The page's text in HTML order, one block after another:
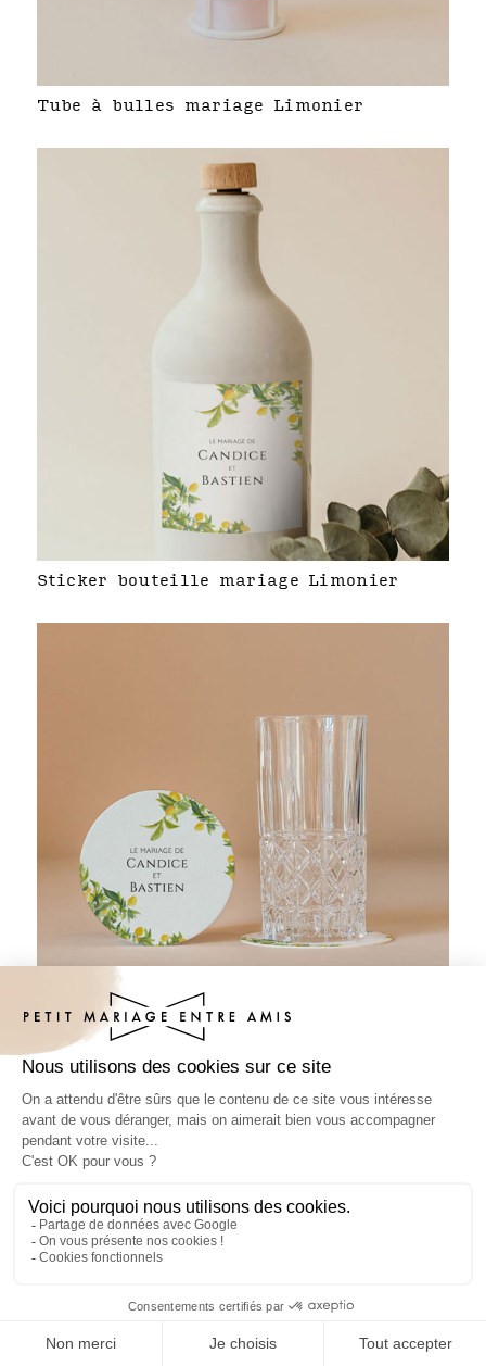
Tube à bulles mariage Limonier
Sticker bouteille mariage Limonier
Sous-bock mariage Limonier